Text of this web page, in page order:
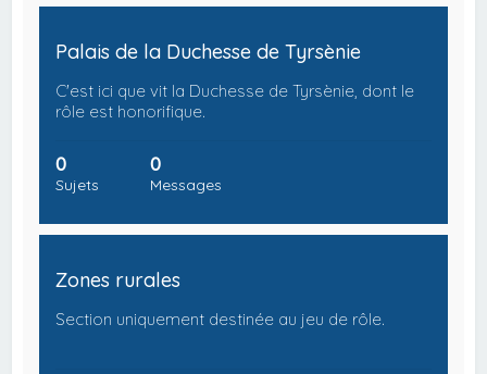
Palais de la Duchesse de Tyrsènie
C'est ici que vit la Duchesse de Tyrsènie, dont le
rôle est honorifique.
0
Sujets
0
Messages
Zones rurales
Section uniquement destinée au jeu de rôle.